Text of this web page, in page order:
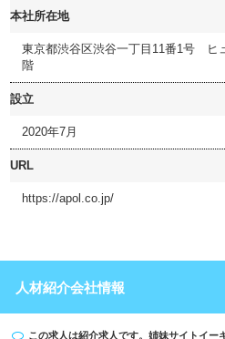
本社所在地
東京都渋谷区渋谷一丁目11番1号 ヒ
階
設立
2020年7月
URL
https://apol.co.jp/
人材紹介会社情報
この求人は紹介求人です。姉妹サイト イー